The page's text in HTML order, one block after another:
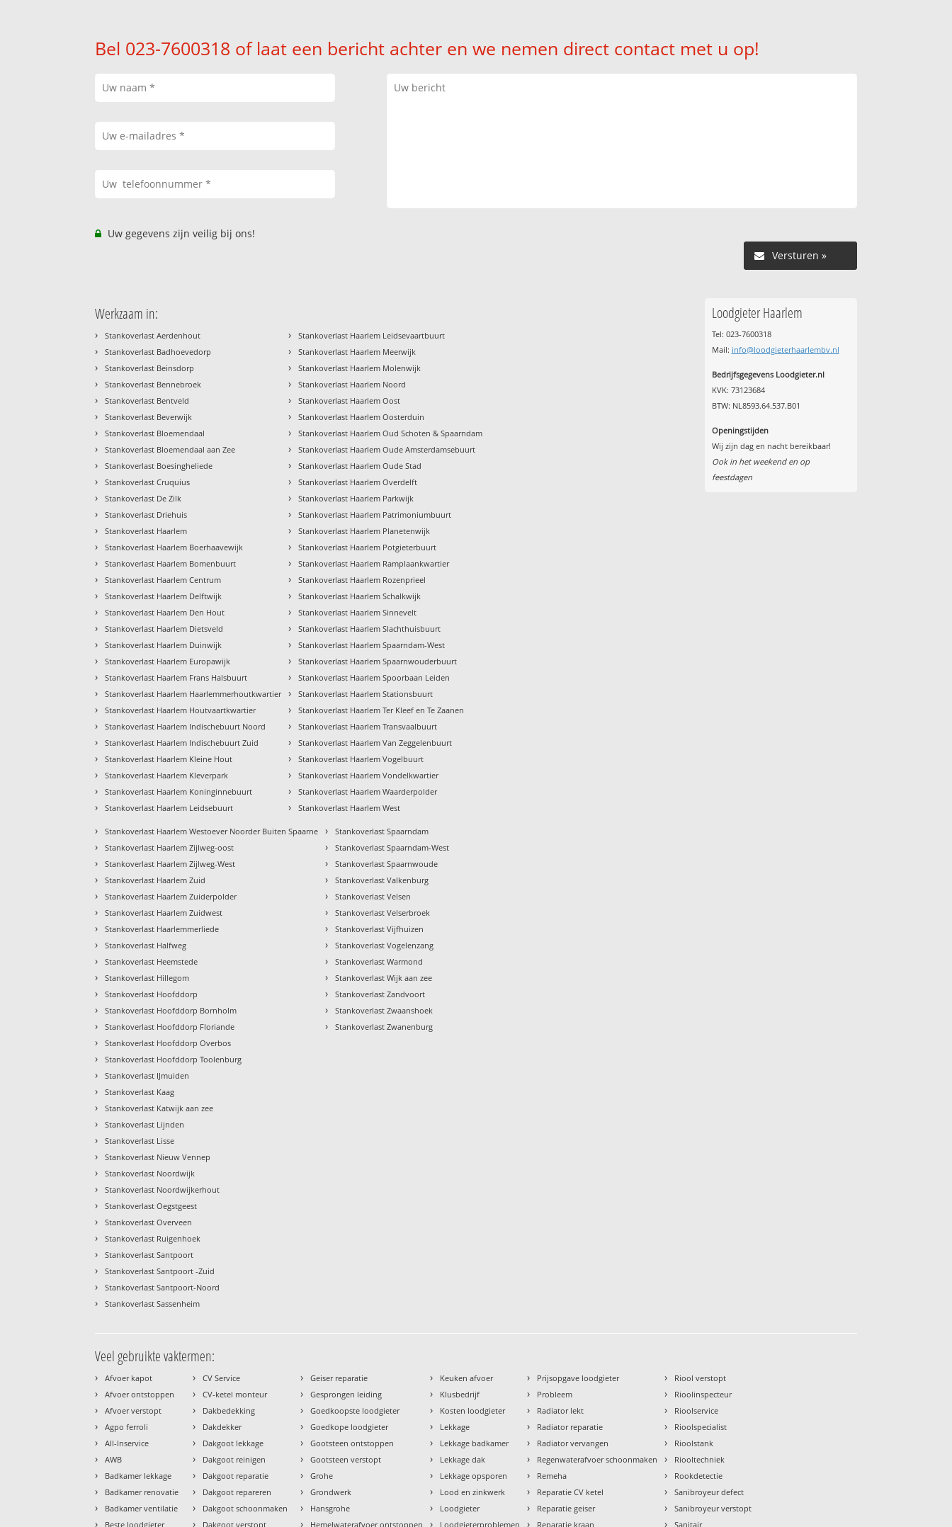
Bel 023-7600318 of laat een bericht achter en we nemen direct contact met u op!
Uw gegevens zijn veilig bij ons!
Versturen »
Werkzaam in:
› Stankoverlast Aerdenhout
› Stankoverlast Badhoevedorp
› Stankoverlast Beinsdorp
› Stankoverlast Bennebroek
› Stankoverlast Bentveld
› Stankoverlast Beverwijk
› Stankoverlast Bloemendaal
› Stankoverlast Bloemendaal aan Zee
› Stankoverlast Boesingheliede
› Stankoverlast Cruquius
› Stankoverlast De Zilk
› Stankoverlast Driehuis
› Stankoverlast Haarlem
› Stankoverlast Haarlem Boerhaavewijk
› Stankoverlast Haarlem Bomenbuurt
› Stankoverlast Haarlem Centrum
› Stankoverlast Haarlem Delftwijk
› Stankoverlast Haarlem Den Hout
› Stankoverlast Haarlem Dietsveld
› Stankoverlast Haarlem Duinwijk
› Stankoverlast Haarlem Europawijk
› Stankoverlast Haarlem Frans Halsbuurt
› Stankoverlast Haarlem Haarlemmerhoutkwartier
› Stankoverlast Haarlem Houtvaartkwartier
› Stankoverlast Haarlem Indischebuurt Noord
› Stankoverlast Haarlem Indischebuurt Zuid
› Stankoverlast Haarlem Kleine Hout
› Stankoverlast Haarlem Kleverpark
› Stankoverlast Haarlem Koninginnebuurt
› Stankoverlast Haarlem Leidsebuurt
› Stankoverlast Haarlem Leidsevaartbuurt
› Stankoverlast Haarlem Meerwijk
› Stankoverlast Haarlem Molenwijk
› Stankoverlast Haarlem Noord
› Stankoverlast Haarlem Oost
› Stankoverlast Haarlem Oosterduin
› Stankoverlast Haarlem Oud Schoten & Spaarndam
› Stankoverlast Haarlem Oude Amsterdamsebuurt
› Stankoverlast Haarlem Oude Stad
› Stankoverlast Haarlem Overdelft
› Stankoverlast Haarlem Parkwijk
› Stankoverlast Haarlem Patrimoniumbuurt
› Stankoverlast Haarlem Planetenwijk
› Stankoverlast Haarlem Potgieterbuurt
› Stankoverlast Haarlem Ramplaankwartier
› Stankoverlast Haarlem Rozenprieel
› Stankoverlast Haarlem Schalkwijk
› Stankoverlast Haarlem Sinnevelt
› Stankoverlast Haarlem Slachthuisbuurt
› Stankoverlast Haarlem Spaarndam-West
› Stankoverlast Haarlem Spaarnwouderbuurt
› Stankoverlast Haarlem Spoorbaan Leiden
› Stankoverlast Haarlem Stationsbuurt
› Stankoverlast Haarlem Ter Kleef en Te Zaanen
› Stankoverlast Haarlem Transvaalbuurt
› Stankoverlast Haarlem Van Zeggelenbuurt
› Stankoverlast Haarlem Vogelbuurt
› Stankoverlast Haarlem Vondelkwartier
› Stankoverlast Haarlem Waarderpolder
› Stankoverlast Haarlem West
› Stankoverlast Haarlem Westoever Noorder Buiten Spaarne
› Stankoverlast Haarlem Zijlweg-oost
› Stankoverlast Haarlem Zijlweg-West
› Stankoverlast Haarlem Zuid
› Stankoverlast Haarlem Zuiderpolder
› Stankoverlast Haarlem Zuidwest
› Stankoverlast Haarlemmerliede
› Stankoverlast Halfweg
› Stankoverlast Heemstede
› Stankoverlast Hillegom
› Stankoverlast Hoofddorp
› Stankoverlast Hoofddorp Bornholm
› Stankoverlast Hoofddorp Floriande
› Stankoverlast Hoofddorp Overbos
› Stankoverlast Hoofddorp Toolenburg
› Stankoverlast IJmuiden
› Stankoverlast Kaag
› Stankoverlast Katwijk aan zee
› Stankoverlast Lijnden
› Stankoverlast Lisse
› Stankoverlast Nieuw Vennep
› Stankoverlast Noordwijk
› Stankoverlast Noordwijkerhout
› Stankoverlast Oegstgeest
› Stankoverlast Overveen
› Stankoverlast Ruigenhoek
› Stankoverlast Santpoort
› Stankoverlast Santpoort -Zuid
› Stankoverlast Santpoort-Noord
› Stankoverlast Sassenheim
› Stankoverlast Spaarndam
› Stankoverlast Spaarndam-West
› Stankoverlast Spaarnwoude
› Stankoverlast Valkenburg
› Stankoverlast Velsen
› Stankoverlast Velserbroek
› Stankoverlast Vijfhuizen
› Stankoverlast Vogelenzang
› Stankoverlast Warmond
› Stankoverlast Wijk aan zee
› Stankoverlast Zandvoort
› Stankoverlast Zwaanshoek
› Stankoverlast Zwanenburg
Loodgieter Haarlem
Tel: 023-7600318
Mail: info@loodgieterhaarlembv.nl
Bedrijfsgegevens Loodgieter.nl
KVK: 73123684
BTW: NL8593.64.537.B01
Openingstijden
Wij zijn dag en nacht bereikbaar!
Ook in het weekend en op
feestdagen
Veel gebruikte vaktermen:
› Afvoer kapot
› Afvoer ontstoppen
› Afvoer verstopt
› Agpo ferroli
› All-Inservice
› AWB
› Badkamer lekkage
› Badkamer renovatie
› Badkamer ventilatie
› Beste loodgieter
› CV Service
› CV-ketel monteur
› Dakbedekking
› Dakdekker
› Dakgoot lekkage
› Dakgoot reinigen
› Dakgoot reparatie
› Dakgoot repareren
› Dakgoot schoonmaken
› Dakgoot verstopt
› Geiser reparatie
› Gesprongen leiding
› Goedkoopste loodgieter
› Goedkope loodgieter
› Gootsteen ontstoppen
› Gootsteen verstopt
› Grohe
› Grondwerk
› Hansgrohe
› Hemelwaterafvoer ontstoppen
› Keuken afvoer
› Klusbedrijf
› Kosten loodgieter
› Lekkage
› Lekkage badkamer
› Lekkage dak
› Lekkage opsporen
› Lood en zinkwerk
› Loodgieter
› Loodgieterproblemen
› Prijsopgave loodgieter
› Probleem
› Radiator lekt
› Radiator reparatie
› Radiator vervangen
› Regenwaterafvoer schoonmaken
› Remeha
› Reparatie CV ketel
› Reparatie geiser
› Reparatie kraan
› Riool verstopt
› Rioolinspecteur
› Rioolservice
› Rioolspecialist
› Rioolstank
› Riooltechniek
› Rookdetectie
› Sanibroyeur defect
› Sanibroyeur verstopt
› Sanitair